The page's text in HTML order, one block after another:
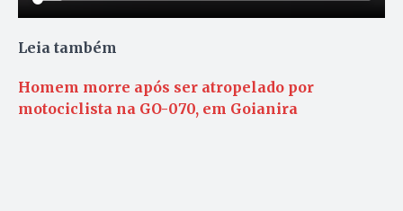
Leia também
Homem morre após ser atropelado por
motociclista na GO-070, em Goianira